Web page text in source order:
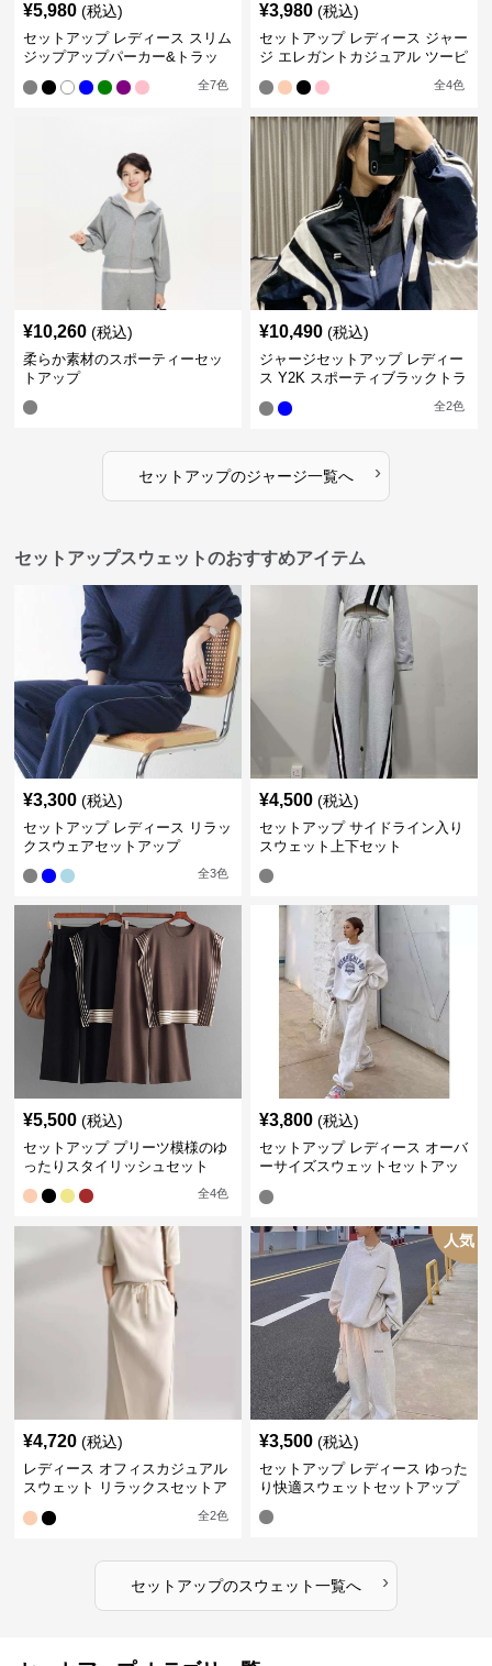
¥5,980 (税込)
セットアップ レディース スリム
ジップアップパーカー&トラッ
全7色
¥3,980 (税込)
セットアップ レディース ジャー
ジ エレガントカジュアル ツーピ
全4色
¥10,260 (税込)
柔らか素材のスポーティーセッ
トアップ
¥10,490 (税込)
ジャージセットアップ レディー
ス Y2K スポーティブラックトラ
全2色
セットアップのジャージ一覧へ ›
セットアップスウェットのおすすめアイテム
¥3,300 (税込)
セットアップ レディース リラッ
クスウェアセットアップ
全3色
¥4,500 (税込)
セットアップ サイドライン入り
スウェット上下セット
¥5,500 (税込)
セットアップ プリーツ模様のゆ
ったりスタイリッシュセット
全4色
¥3,800 (税込)
セットアップ レディース オーバ
ーサイズスウェットセットアッ
¥4,720 (税込)
レディース オフィスカジュアル
スウェット リラックスセットア
全2色
人気
¥3,500 (税込)
セットアップ レディース ゆった
り快適スウェットセットアップ
セットアップのスウェット一覧へ ›